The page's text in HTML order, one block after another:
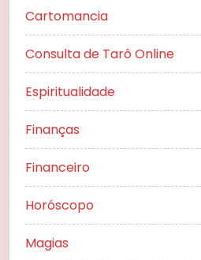
Cartomancia
Consulta de Tarô Online
Espiritualidade
Finanças
Financeiro
Horóscopo
Magias